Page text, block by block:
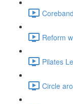
Reform
Pilates
Circle